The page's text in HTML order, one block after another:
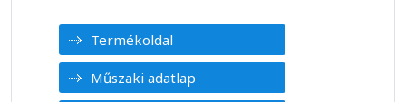
Termékoldal
Műszaki adatlap